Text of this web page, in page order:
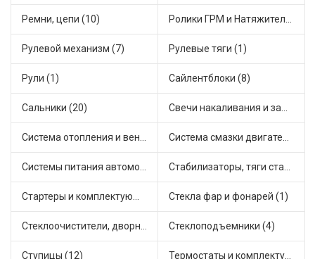
Ремни, цепи (10) Ролики ГРМ и Натяжители (2)
Рулевой механизм (7) Рулевые тяги (1)
Рули (1) Сайлентблоки (8)
Сальники (20) Свечи накаливания и зажигания (22)
Система отопления и вентиляции (8) Система смазки двигателя (4)
Системы питания автомобиля (12) Стабилизаторы, тяги стабилизатора, стойки стабилиз (4)
Стартеры и комплектующие (20) Стекла фар и фонарей (1)
Стеклоочистители, дворники (1) Стеклоподъемники (4)
Ступицы (12) Термостаты и комплектующие системы охлаждения (38)